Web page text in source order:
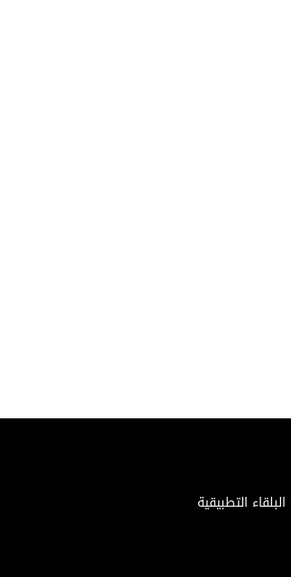
أغسطس 1996. بدأ التدريس في جامعة البلقاء التطبيقية